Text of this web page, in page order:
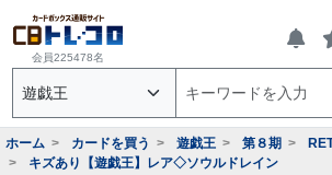
会員225478名
ホーム カードを買う 遊戯王 第８期
キズあり【遊戯王】レア◇ソウルドレイン